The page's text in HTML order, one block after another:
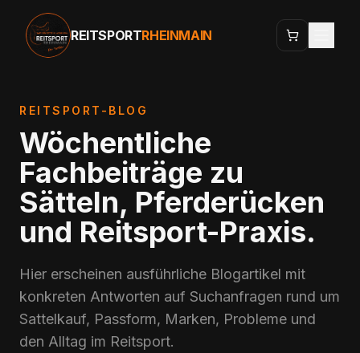
REITSPORTRHEINMAIN
REITSPORT-BLOG
Wöchentliche
Fachbeiträge zu
Sätteln, Pferderücken
und Reitsport-Praxis.
Hier erscheinen ausführliche Blogartikel mit
konkreten Antworten auf Suchanfragen rund um
Sattelkauf, Passform, Marken, Probleme und
den Alltag im Reitsport.